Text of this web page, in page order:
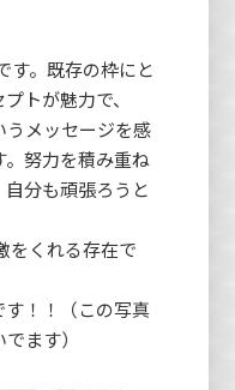
す。既存の枠にと
トが魅力で、
うメッセージを感
。努力を積み重ね
分も頑張ろうと
をくれる存在で
！！（この写真
ます）